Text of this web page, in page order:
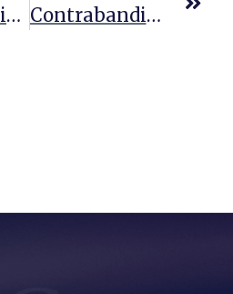
Consecuencias Del Transporte De Inmigrantes Indocumentados En Texas Contrabandista Vs. Traficante: ¿Cuál Es La Diferencia?